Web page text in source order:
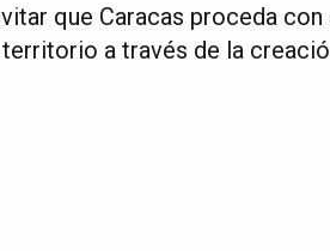
que Caracas proceda con
a través de la